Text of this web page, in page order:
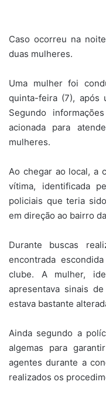
Caso ocorreu na
duas mulheres.
Uma mulher foi
quinta-feira (7), após
Segundo
acionada para
mulheres.
Ao chegar ao local, a
vítima, identificada
policiais que teria
em direção ao bairro
Durante buscas
encontrada
clube. A mulher,
apresentava sinais
estava bastante
Ainda segundo a
algemas para
agentes durante a
realizados os